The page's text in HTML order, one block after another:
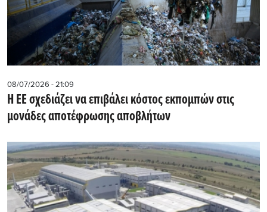
08/07/2026 - 21:09
Η ΕΕ σχεδιάζει να επιβάλει κόστος εκπομπών στις
μονάδες αποτέφρωσης αποβλήτων